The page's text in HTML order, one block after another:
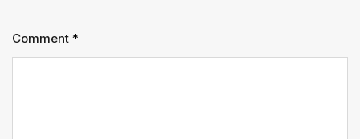
Comment *